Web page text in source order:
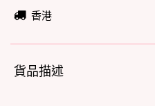
香港
貨品描述